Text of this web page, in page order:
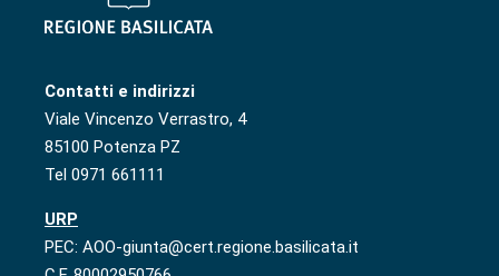
Contatti e indirizzi
Viale Vincenzo Verrastro, 4
85100 Potenza PZ
Tel 0971 661111
URP
PEC: AOO-giunta@cert.regione.basilicata.it